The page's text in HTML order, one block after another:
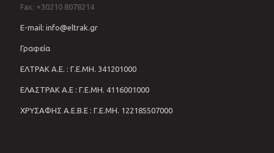
Fax: +30210 8078214
E-mail: info@eltrak.gr
Γραφεία
ΕΛΤΡΑΚ Α.Ε. : Γ.Ε.ΜΗ. 341201000
ΕΛΑΣΤΡΑΚ Α.Ε : Γ.Ε.ΜΗ. 4116001000
ΧΡΥΣΑΦΗΣ Α.Ε.Β.Ε : Γ.Ε.ΜΗ. 122185507000